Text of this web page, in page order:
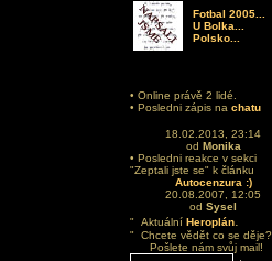
Fotbal 2005...
U Bolka...
Polsko...
• Online právě 2 lidé.
• Posledni zápis na chatu
18.02.2013, 23:14
od Monika
• Posledni reakce v sekci
"Zeptali jste se" k článku
Autocenzura :)
20.08.2007, 12:05
od Sysel
" Aktuální Heroplán.
" Chcete vědět co se děje?
Pošlete nám svůj mail!